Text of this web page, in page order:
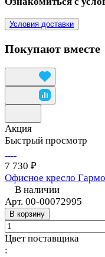
Условия доставки
Покупают вместе
Акция
Быстрый просмотр
7 730 ₽
Офисное кресло
В наличии
Арт. 00-00072995
В корзину
Цвет поставщика
: